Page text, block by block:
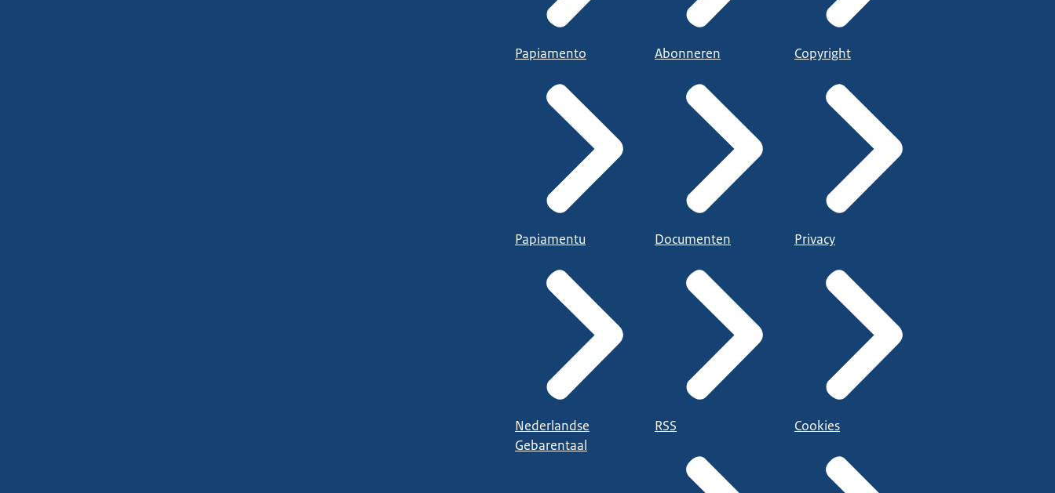
Papiamento
Papiamentu
Nederlandse
Gebarentaal
Abonneren
Documenten
RSS
Copyright
Privacy
Cookies